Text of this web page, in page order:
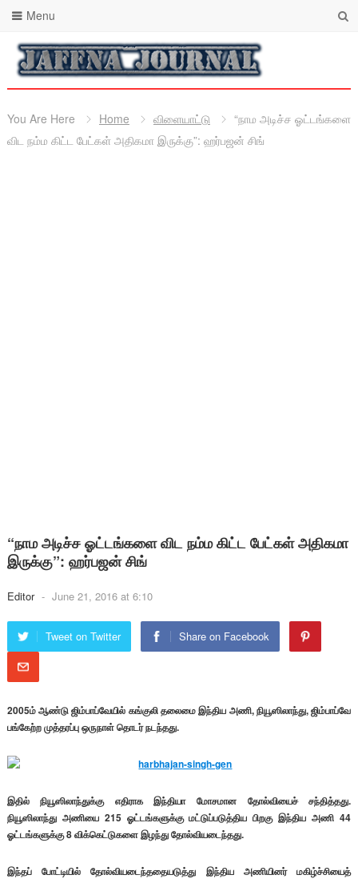
Menu
You Are Here Home விளையாட்டு
“நாம அடிச்ச ஓட்டங்களை
விட நம்ம கிட்ட பேட்கள் அதிகமா இருக்கு”: ஹர்பஜன் சிங்
“நாம அடிச்ச ஓட்டங்களை விட நம்ம கிட்ட பேட்கள் அதிகமா
இருக்கு”: ஹர்பஜன் சிங்
Editor - June 21, 2016 at 6:10
Tweet on Twitter Share on Facebook
2005ம் ஆண்டு ஜிம்பாப்வேயில் கங்குலி தலைமை இந்திய அணி, நியூஸிலாந்து, ஜிம்பாப்வே
பங்கேற்ற முத்தரப்பு ஒருநாள் தொடர் நடந்தது.
இதில் நியூஸிலாந்துக்கு எதிராக இந்தியா மோசமான தோல்வியைச் சந்தித்தது.
நியூஸிலாந்து அணியை 215 ஓட்டங்களுக்கு மட்டுப்படுத்திய பிறகு இந்திய அணி 44
ஓட்டங்களுக்கு 8 விக்கெட்டுகளை இழந்து தோல்வியடைந்தது.
இந்தப் போட்டியில் தோல்வியடைந்ததையடுத்து இந்திய அணியினர் மகிழ்ச்சியைத்